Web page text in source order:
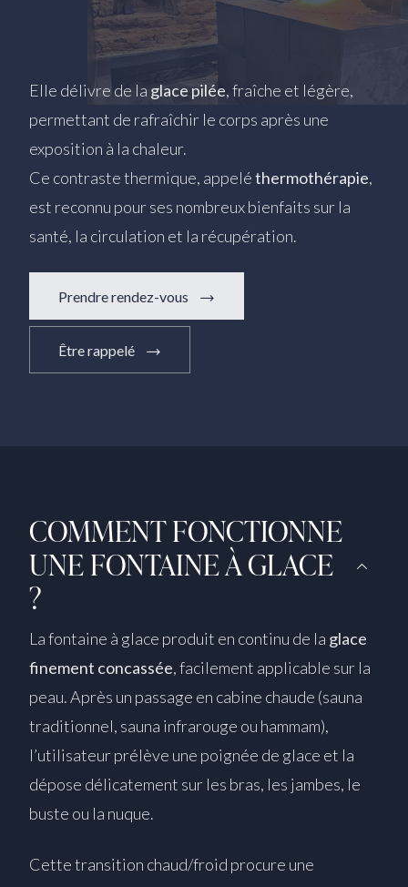
Elle délivre de la glace pilée, fraîche et légère,
permettant de rafraîchir le corps après une
exposition à la chaleur.
Ce contraste thermique, appeléthermothérapie,
est reconnu pour ses nombreux bienfaits sur la
santé, la circulation et la récupération.
Prendre rendez-vous
Être rappelé
COMMENT FONCTIONNE
UNE FONTAINE À GLACE
?
La fontaine à glace produit en continu de la glace
finement concassée, facilement applicable sur la
peau. Après un passage en cabine chaude (sauna
traditionnel, sauna infrarouge ou hammam),
l’utilisateur prélève une poignée de glace et la
dépose délicatement sur les bras, les jambes, le
buste ou la nuque.
Cette transition chaud/froid procure une